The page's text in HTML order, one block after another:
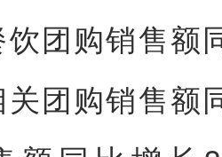
团购销售额
团购销售额